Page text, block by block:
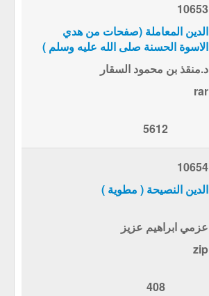
10653
الدين المعاملة (صفحات من هدي
الاسوة الحسنة صلى الله عليه وسلم )
د.منقذ بن محمود السقار
rar
5612
10654
الدين النصيحة ( مطوية )
عزمي ابراهيم عزيز
zip
408